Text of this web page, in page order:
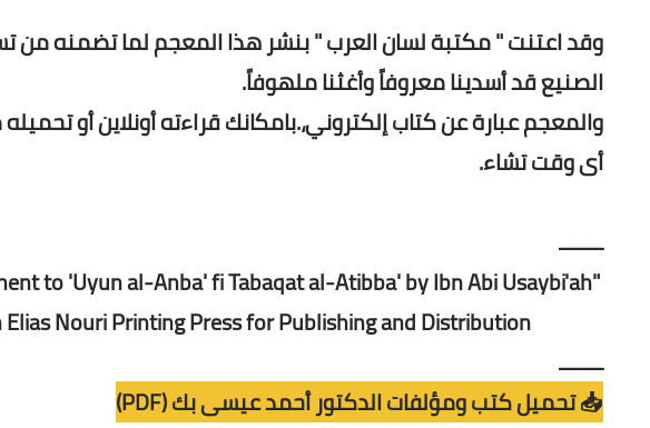
وقد اعتنت " مكتبة لسان العرب " بنشر هذا المعجم لما تضمنه
الصنيع قد أسدينا معروفاً وأغثنا ملهوفاً.
والمعجم عبارة عن كتاب إلكتروني،.بامكانك قراءته أونلاين أو
أى وقت تشاء.
ــــــــ
to 'Uyun al-Anba' fi Tabaqat al-Atibba' by Ibn Abi Usaybi'ah"
Nouri Printing Press for Publishing and Distribution.
ــــــــ
📥 تحميل كتب ومؤلفات الدكتور أحمد عيسى بك (PDF)